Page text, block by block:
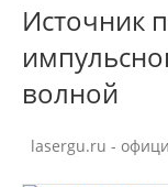
Источник
волной
lasergu.ru -